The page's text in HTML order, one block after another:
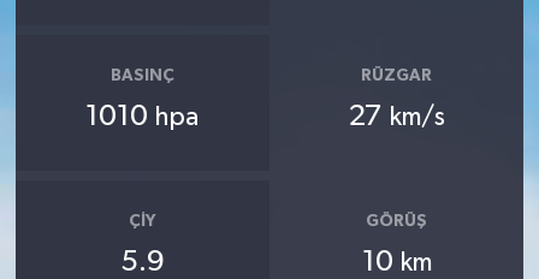
BASINÇ
1010 hpa
RÜZGAR
27 km/s
ÇIY
5.9
GÖRÜŞ
10 km